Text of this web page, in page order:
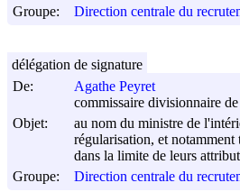
Groupe:
Direction centrale du
De:
Agathe Peyret
commissaire divisionnaire
Objet:
au nom du ministre de
régularisation, et
dans la limite de leurs
Groupe:
Direction centrale du
délégation de signature